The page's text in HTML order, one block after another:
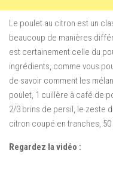
Le poulet au citron est un
beaucoup de manières
est certainement celle du
ingrédients, comme vous
de savoir comment les
poulet, 1 cuillère à café de
2/3 brins de persil, le zeste
citron coupé en tranches,
Regardez la vidéo :